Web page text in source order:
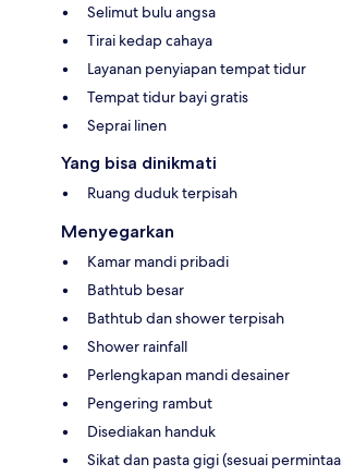
Selimut bulu angsa
Tirai kedap cahaya
Layanan penyiapan tempat tidur
Tempat tidur bayi gratis
Seprai linen
Yang bisa dinikmati
Ruang duduk terpisah
Menyegarkan
Kamar mandi pribadi
Bathtub besar
Bathtub dan shower terpisah
Shower rainfall
Perlengkapan mandi desainer
Pengering rambut
Disediakan handuk
Sikat dan pasta gigi (sesuai